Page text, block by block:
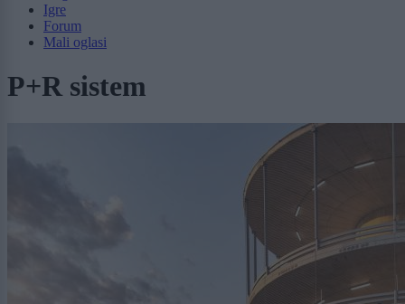
Igre
Forum
Mali oglasi
P+R sistem